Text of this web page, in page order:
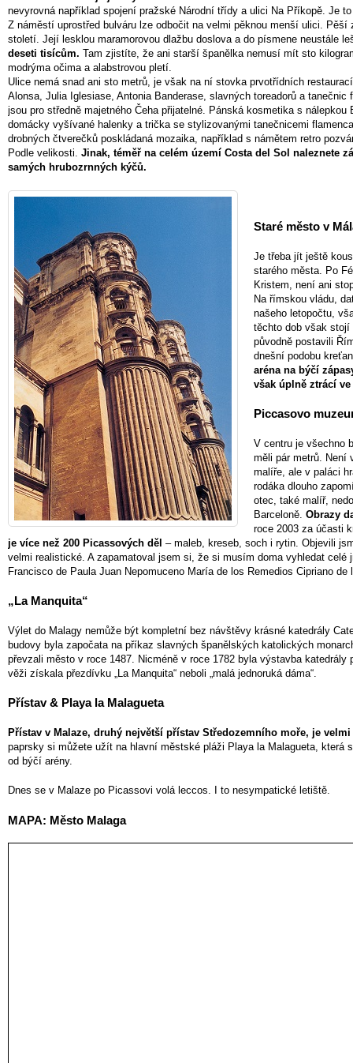
nevyrovná například spojení pražské Národní třídy a ulici Na Příkopě. Je
Z náměstí uprostřed bulváru lze odbočit na velmi pěknou menší ulici. Pěší
století. Její lesklou maramorovou dlažbu doslova a do písmene neustále
deseti tisícům. Tam zjistíte, že ani starší španělka nemusí mít sto
modrýma očima a alabstrovou pletí.
Ulice nemá snad ani sto metrů, je však na ní stovka prvotřídních
Alonsa, Julia Iglesiase, Antonia Banderase, slavných toreadorů a
jsou pro středně majetného Čeha přijatelné. Pánská kosmetika s
domácky vyšívané halenky a trička se stylizovanými tanečnicemi
drobných čtverečků poskládaná mozaika, například s námětem retro
Podle velikosti. Jinak, téměř na celém území Costa del Sol naleznete
samých hrubozrnných kýčů.
Staré město v
Je třeba jít ještě
starého města. Po
Kristem, není ani
Na římskou vládu,
našeho letopočtu,
těchto dob však stojí
původně postavili
dnešní podobu
aréna na býčí
však úplně ztrácí
Piccasovo
V centru je všechno
měli pár metrů. Není
malíře, ale v paláci
rodáka dlouho
otec, také malíř,
Barceloně. Obrazy
roce 2003 za účasti
je více než 200 Picassových děl – maleb, kreseb, soch i rytin. Objevili
velmi realistické. A zapamatoval jsem si, že si musím doma vyhledat
Francisco de Paula Juan Nepomuceno María de los Remedios Cipriano
„La Manquita“
Výlet do Malagy nemůže být kompletní bez návštěvy krásné katedrály
budovy byla započata na příkaz slavných španělských katolických
převzali město v roce 1487. Nicméně v roce 1782 byla výstavba
věži získala přezdívku „La Manquita“ neboli „malá jednoruká dáma“.
Přístav & Playa la Malagueta
Přístav v Malaze, druhý největší přístav Středozemního moře, je
paprsky si můžete užít na hlavní městské pláži Playa la Malagueta, která
od býčí arény.
Dnes se v Malaze po Picassovi volá leccos. I to nesympatické letiště.
MAPA: Město Malaga